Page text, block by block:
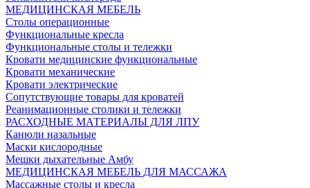
МЕДИЦИНСКАЯ МЕБЕЛЬ
Столы операционные
Функциональные кресла
Функциональные столы и тележки
Кровати медицинские функциональные
Кровати механические
Кровати электрические
Сопутствующие товары для кроватей
Реанимационные столики и тележки
РАСХОДНЫЕ МАТЕРИАЛЫ ДЛЯ ЛПУ
Канюли назальные
Маски кислородные
Мешки дыхательные Амбу
МЕДИЦИНСКАЯ МЕБЕЛЬ ДЛЯ МАССАЖА
Массажные столы и кресла